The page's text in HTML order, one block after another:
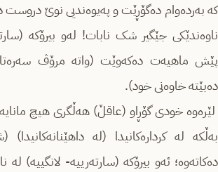
کە بەردەوام دەگۆڕێت و پەیوەندیی نوێ دروست
ناوەندێکی جێگیر شک نابات! لەو بیرۆکە
پێش ماهیەت دەکەوێت (واتە مرۆڤ
دەبێتە خاوەنی خود).
لێرەوە خودی گۆڕاو (عاقڵ) هەڵگری هیچ
بەڵکە لە کردارەکانیدا (لە
دەکاتەوە؛ ئەو بیرۆکە (سارتەرییە- لانگییە) لە